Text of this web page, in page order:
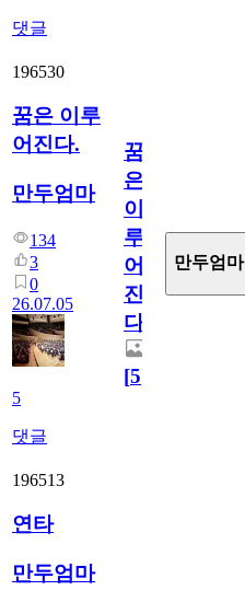
댓글
196530
꿈은 이루
어진다.
만두엄마
134
3
0
26.07.05
5
댓글
꿈
은
이
루
어
진
다.
[5]
만두엄마
196513
연타
만두엄마